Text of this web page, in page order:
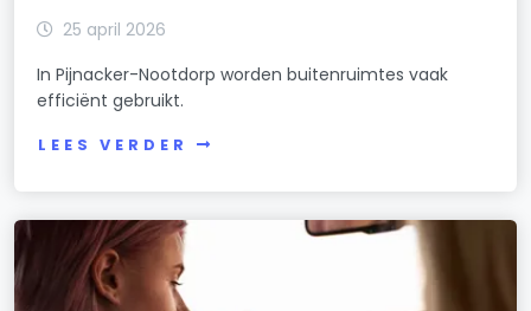
25 april 2026
In Pijnacker-Nootdorp worden buitenruimtes vaak
efficiënt gebruikt.
LEES VERDER